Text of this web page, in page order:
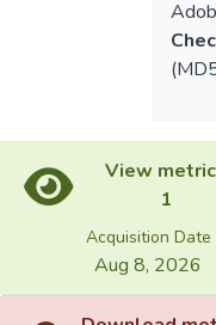
View
1
Acquisition Date
Aug 8, 2026